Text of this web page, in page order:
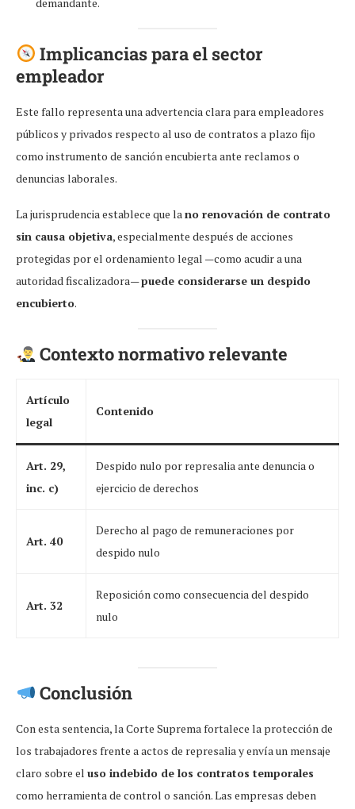
Implicancias para el sector
empleador
Este fallo representa una advertencia clara para empleadores
públicos y privados respecto al uso de contratos a plazo fijo
como instrumento de sanción encubierta ante reclamos o
denuncias laborales.
La jurisprudencia establece que lano renovación de contrato
sin causa objetiva, especialmente después de acciones
protegidas por el ordenamiento legal —como acudir a una
autoridad fiscalizadora—puede considerarse un despido
encubierto.
Contexto normativo relevante
Artículo
legal
Contenido
Art. 29,
inc. c)
Despido nulo por represalia ante denuncia o
ejercicio de derechos
Art. 40
Derecho al pago de remuneraciones por
despido nulo
Art. 32
Reposición como consecuencia del despido
nulo
Conclusión
Con esta sentencia, la Corte Suprema fortalece la protección de
los trabajadores frente a actos de represalia y envía un mensaje
claro sobre el uso indebido de los contratos temporales
como herramienta de control o sanción. Las empresas deben